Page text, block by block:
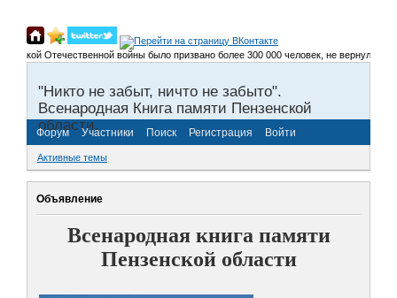
Отечественной войны было призвано более 300 000 человек, не вернулось
"Никто не забыт, ничто не забыто".
Всенародная Книга памяти Пензенской
области.
Форум Участники Поиск Регистрация Войти
Активные темы
Объявление
Всенародная книга памяти
Пензенской области